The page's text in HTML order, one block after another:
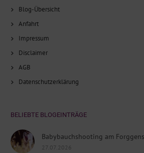
Blog-Übersicht
Anfahrt
Impressum
Disclaimer
AGB
Datenschutzerklärung
BELIEBTE BLOGEINTRÄGE
Babybauchshooting am
27.07.2026